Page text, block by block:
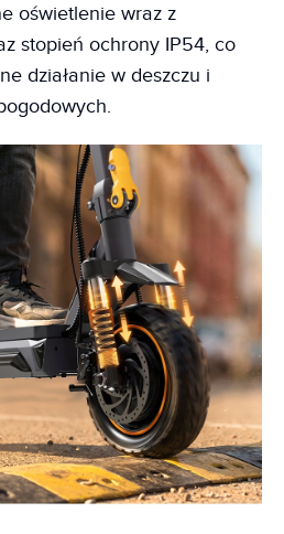
oświetlenie wraz z
stopień ochrony IP54, co
działanie w deszczu i